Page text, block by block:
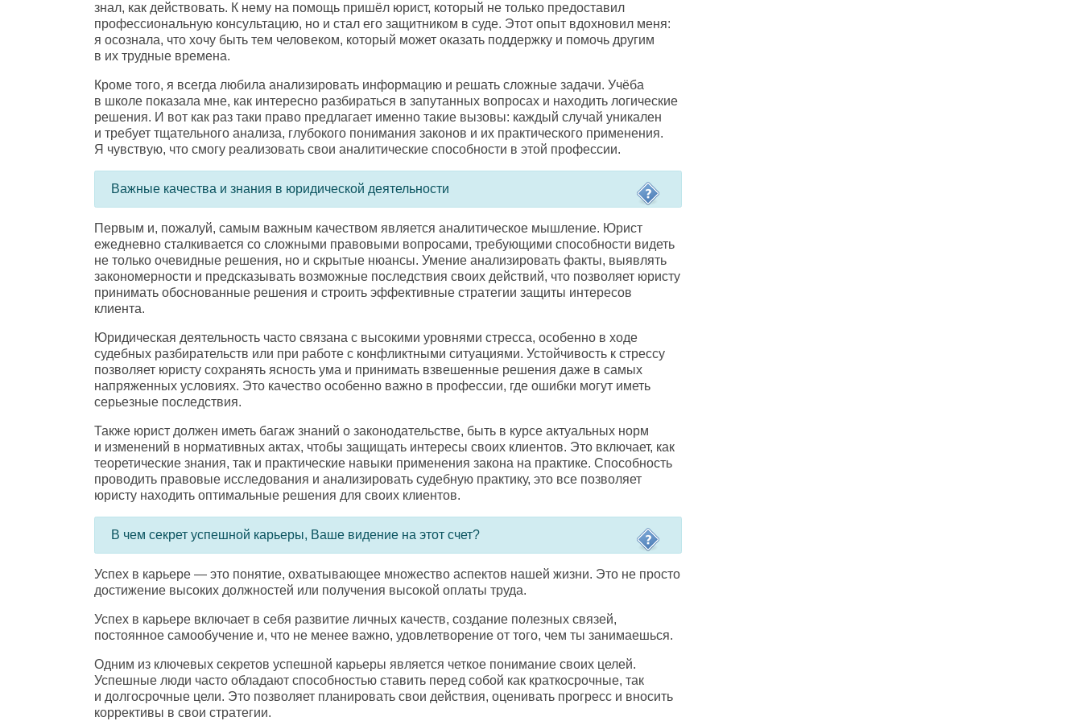
знал, как действовать. К нему на помощь пришёл юрист, который не только предоставил
профессиональную консультацию, но и стал его защитником в суде. Этот опыт вдохновил меня:
я осознала, что хочу быть тем человеком, который может оказать поддержку и помочь другим
в их трудные времена.
Кроме того, я всегда любила анализировать информацию и решать сложные задачи. Учёба
в школе показала мне, как интересно разбираться в запутанных вопросах и находить логические
решения. И вот как раз таки право предлагает именно такие вызовы: каждый случай уникален
и требует тщательного анализа, глубокого понимания законов и их практического применения.
Я чувствую, что смогу реализовать свои аналитические способности в этой профессии.
Важные качества и знания в юридической деятельности
Первым и, пожалуй, самым важным качеством является аналитическое мышление. Юрист
ежедневно сталкивается со сложными правовыми вопросами, требующими способности видеть
не только очевидные решения, но и скрытые нюансы. Умение анализировать факты, выявлять
закономерности и предсказывать возможные последствия своих действий, что позволяет юристу
принимать обоснованные решения и строить эффективные стратегии защиты интересов
клиента.
Юридическая деятельность часто связана с высокими уровнями стресса, особенно в ходе
судебных разбирательств или при работе с конфликтными ситуациями. Устойчивость к стрессу
позволяет юристу сохранять ясность ума и принимать взвешенные решения даже в самых
напряженных условиях. Это качество особенно важно в профессии, где ошибки могут иметь
серьезные последствия.
Также юрист должен иметь багаж знаний о законодательстве, быть в курсе актуальных норм
и изменений в нормативных актах, чтобы защищать интересы своих клиентов. Это включает, как
теоретические знания, так и практические навыки применения закона на практике. Способность
проводить правовые исследования и анализировать судебную практику, это все позволяет
юристу находить оптимальные решения для своих клиентов.
В чем секрет успешной карьеры, Ваше видение на этот счет?
Успех в карьере — это понятие, охватывающее множество аспектов нашей жизни. Это не просто
достижение высоких должностей или получения высокой оплаты труда.
Успех в карьере включает в себя развитие личных качеств, создание полезных связей,
постоянное самообучение и, что не менее важно, удовлетворение от того, чем ты занимаешься.
Одним из ключевых секретов успешной карьеры является четкое понимание своих целей.
Успешные люди часто обладают способностью ставить перед собой как краткосрочные, так
и долгосрочные цели. Это позволяет планировать свои действия, оценивать прогресс и вносить
коррективы в свои стратегии.